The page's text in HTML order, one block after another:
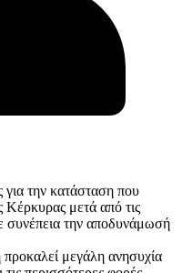
την κατάσταση που
Κέρκυρας μετά από τις
συνέπεια την αποδυνάμωσή
μεγάλη ανησυχία